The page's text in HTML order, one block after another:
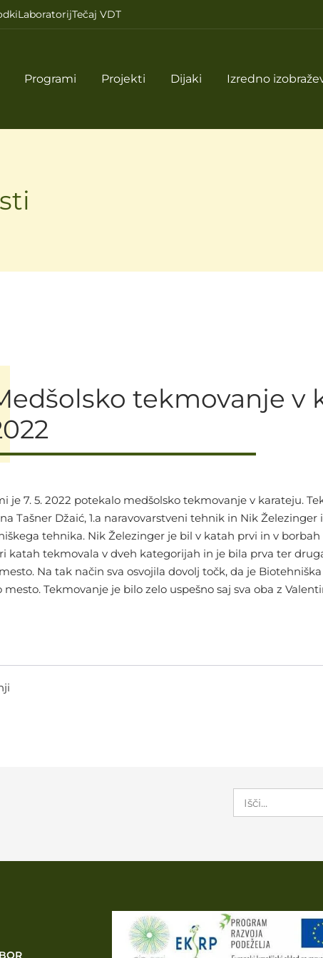
LaboratorijTečaj VDT
Programi Projekti Dijaki Izredno
tekmovanje v
je 7. 5. 2022 potekalo medšolsko tekmovanje v karateju.
Tašner Džaić, 1.a naravovarstveni tehnik in Nik Železinger
tehnika. Nik Železinger je bil v katah prvi in v
katah tekmovala v dveh kategorijah in je bila prva ter
Na tak način sva osvojila dovolj točk, da je
mesto. Tekmovanje je bilo zelo uspešno saj sva oba z